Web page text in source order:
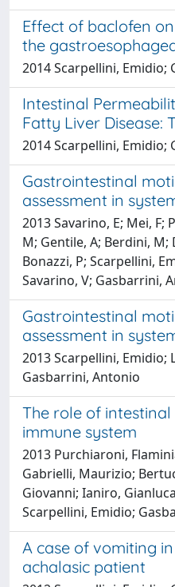
Effect of baclofen
the
2014 Scarpellini, Emidio;
Intestinal
Fatty Liver Disease:
2014 Scarpellini, Emidio;
Gastrointestinal
assessment in
2013 Savarino, E; Mei, F;
M; Gentile, A; Berdini, M;
Bonazzi, P; Scarpellini,
Savarino, V; Gasbarrini,
Gastrointestinal
assessment in
2013 Scarpellini, Emidio;
Gasbarrini, Antonio
The role of
immune system
2013 Purchiaroni,
Gabrielli, Maurizio;
Giovanni; Ianiro,
Scarpellini, Emidio;
A case of vomiting
achalasic patient